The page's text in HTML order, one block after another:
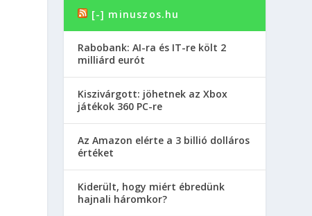
[-] minuszos.hu
Rabobank: AI-ra és IT-re költ 2
milliárd eurót
Kiszivárgott: jöhetnek az Xbox
játékok 360 PC-re
Az Amazon elérte a 3 billió dolláros
értéket
Kiderült, hogy miért ébredünk
hajnali háromkor?